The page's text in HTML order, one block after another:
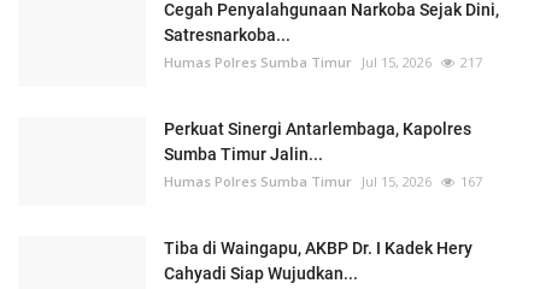
Cegah Penyalahgunaan Narkoba Sejak Dini,
Satresnarkoba...
Humas Polres Sumba Timur Jul 15, 2026 217
Perkuat Sinergi Antarlembaga, Kapolres
Sumba Timur Jalin...
Humas Polres Sumba Timur Jul 15, 2026 167
Tiba di Waingapu, AKBP Dr. I Kadek Hery
Cahyadi Siap Wujudkan...